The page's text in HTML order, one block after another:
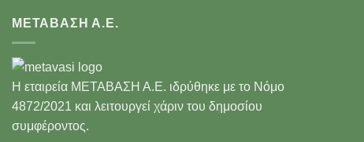
ΜΕΤΑΒΑΣΗ Α.Ε.
Η εταιρεία ΜΕΤΑΒΑΣΗ Α.Ε. ιδρύθηκε με το Νόμο
4872/2021 και λειτουργεί χάριν του δημοσίου
συμφέροντος.